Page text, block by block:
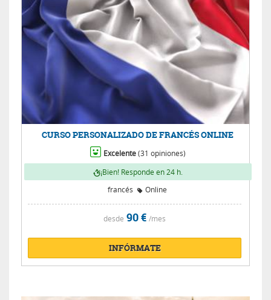
CURSO PERSONALIZADO DE FRANCÉS ONLINE
Excelente(31 opiniones)
¡Bien! Responde en 24 h.
francés
Online
desde 90 €/mes
INFÓRMATE